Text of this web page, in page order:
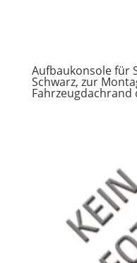
Aufbaukonsole für
Schwarz, zur
Fahrzeugdachrand